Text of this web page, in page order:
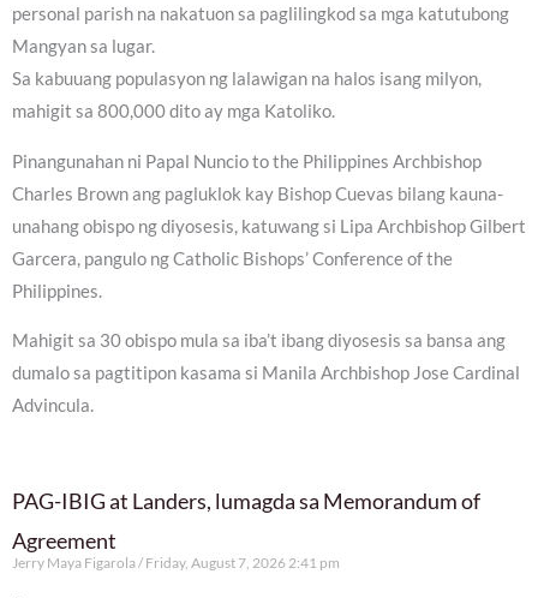
personal parish na nakatuon sa paglilingkod sa mga katutubong
Mangyan sa lugar.
Sa kabuuang populasyon ng lalawigan na halos isang milyon,
mahigit sa 800,000 dito ay mga Katoliko.
Pinangunahan ni Papal Nuncio to the Philippines Archbishop
Charles Brown ang pagluklok kay Bishop Cuevas bilang kauna-
unahang obispo ng diyosesis, katuwang si Lipa Archbishop Gilbert
Garcera, pangulo ng Catholic Bishops’ Conference of the
Philippines.
Mahigit sa 30 obispo mula sa iba’t ibang diyosesis sa bansa ang
dumalo sa pagtitipon kasama si Manila Archbishop Jose Cardinal
Advincula.
PAG-IBIG at Landers, lumagda sa Memorandum of
Agreement
Jerry Maya Figarola Friday, August 7, 2026 2:41 pm